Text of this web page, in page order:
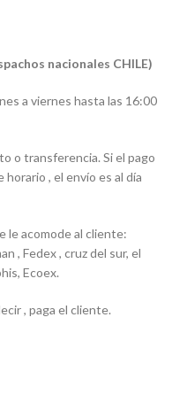
nacionales CHILE)
a viernes hasta las 16:00
o transferencia. Si el pago
, el envío es al día
le acomode al cliente:
, Fedex , cruz del sur, el
Ecoex.
, paga el cliente.